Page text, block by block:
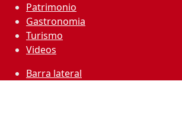
Patrimonio
Gastronomia
Turismo
Videos
Barra lateral